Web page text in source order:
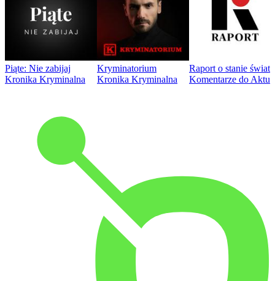
Piąte: Nie zabijaj
Kronika Kryminalna
Kryminatorium
Kronika Kryminalna
Raport o stanie
Komentarze do